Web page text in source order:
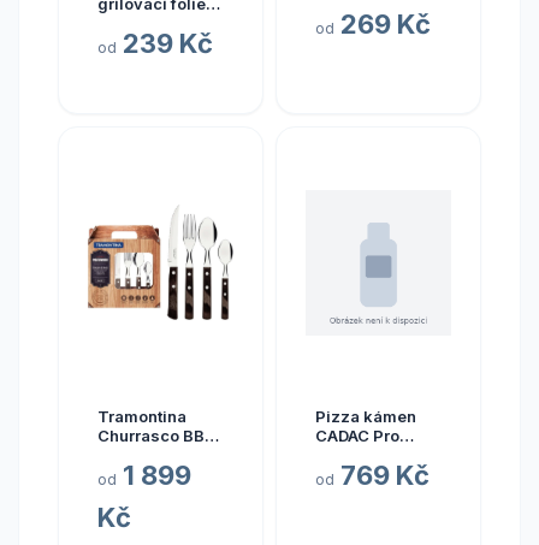
od 239 Kč od 269 Kč
Tramontina
Churrasco BBQ
Tramontina
ks, hnědá
od 1 899
Kč
Pizza kámen
CADAC Pro
od 769 Kč